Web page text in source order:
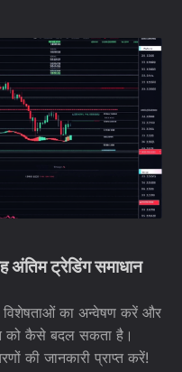
ट्रेडिंग समाधान
का अन्वेषण करें और
को कैसे बदल सकता है।
की जानकारी प्राप्त करें!